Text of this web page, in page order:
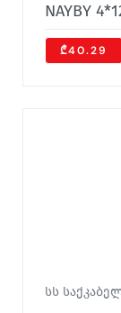
NAYBY
₾40.29
სს